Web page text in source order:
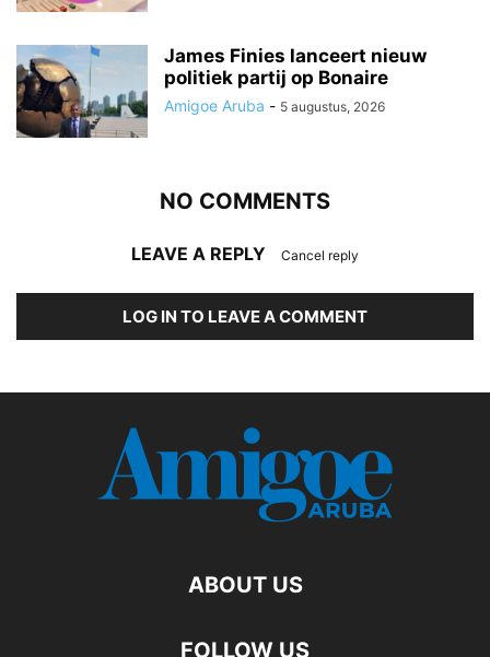
James Finies lanceert nieuw
politiek partij op Bonaire
Amigoe Aruba - 5 augustus, 2026
NO COMMENTS
LEAVE A REPLY Cancel reply
LOG IN TO LEAVE A COMMENT
ABOUT US
FOLLOW US